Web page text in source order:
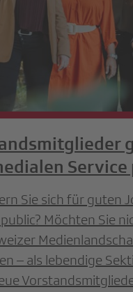
Sie sich für guten
Möchten Sie
– als lebendige